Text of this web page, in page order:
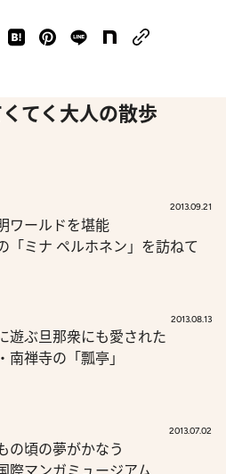
てく大人の散歩
2013.09.21
ワールドを堪能
「ミナ ペルホネン」を訪ねて
2013.08.13
遊ぶ旦那衆にも愛された
南禅寺の「瓢亭」
2013.07.02
の頃の夢がかなう